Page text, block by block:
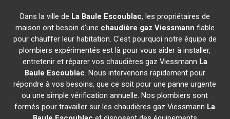
Dans la ville de La Baule Escoublac, les propriétaires de
maison ont besoin d'une chaudière gaz Viessmann fiable
pour chauffer leur habitation. C'est pourquoi notre équipe de
plombiers expérimentés est là pour vous aider à installer,
entretenir et réparer vos chaudières gaz Viessmann La
Baule Escoublac. Nous intervenons rapidement pour
répondre à vos besoins, que ce soit pour une panne urgente
ou une simple vérification annuelle. Nos plombiers sont
formés pour travailler sur les chaudières gaz Viessmann La